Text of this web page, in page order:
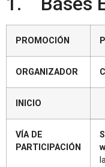
PROMOCIÓN
ORGANIZADOR
INICIO
VÍA DE
PARTICIPACIÓN